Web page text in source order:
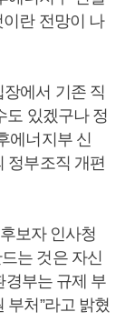
란 전망이 나
장에서 기존 직
도 있겠구나 정
에너지부 신
정부조직 개편
보자 인사청
는 것은 자신
경부는 규제 부
부처”라고 밝혔